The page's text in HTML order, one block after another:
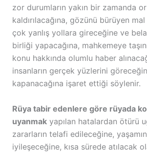
zor durumların yakın bir zamanda
kaldırılacağına, gözünü bürüyen mal
çok yanlış yollara gireceğine ve
birliği yapacağına, mahkemeye
konu hakkında olumlu haber
insanların gerçek yüzlerini
kapanacağına işaret ettiği söylenir.
Rüya tabir edenlere göre rüyada
uyanmakyapılan hatalardan ötürü
zararların telafi edileceğine,
iyileşeceğine, kısa sürede atılacak